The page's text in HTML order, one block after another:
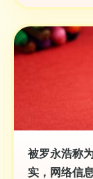
被罗永浩称
实，网络信